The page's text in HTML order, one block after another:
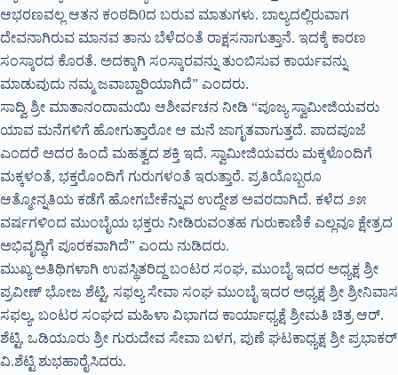
ಆಭರಣವಲ್ಲ ಆತನ ಕಂಠದಿ0ದ ಬರುವ ಮಾತುಗಳು. ಬಾಲ್ಯದಲ್ಲಿರುವಾಗ
ದೇವನಾಗಿರುವ ಮಾನವ ತಾನು ಬೆಳೆದಂತೆ ರಾಕ್ಷಸನಾಗುತ್ತಾನೆ. ಇದಕ್ಕೆ ಕಾರಣ
ಸಂಸ್ಕಾರದ ಕೊರತೆ. ಅದಕ್ಕಾಗಿ ಸಂಸ್ಕಾರವನ್ನು ತುಂಬಿಸುವ ಕಾರ್ಯವನ್ನು
ಮಾಡುವುದು ನಮ್ಮ ಜವಾಬ್ದಾರಿಯಾಗಿದೆ” ಎಂದರು.
ಸಾದ್ವಿ ಶ್ರೀ ಮಾತಾನಂದಾಮಯಿ ಆಶೀರ್ವಚನ ನೀಡಿ “ಪೂಜ್ಯ ಸ್ವಾಮೀಜಿಯವರು
ಯಾವ ಮನೆಗಳಿಗೆ ಹೋಗುತ್ತಾರೋ ಆ ಮನೆ ಜಾಗೃತವಾಗುತ್ತದೆ. ಪಾದಪೂಜೆ
ಎಂದರೆ ಅದರ ಹಿಂದೆ ಮಹತ್ವದ ಶಕ್ತಿ ಇದೆ. ಸ್ವಾಮೀಜಿಯವರು ಮಕ್ಕಳೊಂದಿಗೆ
ಮಕ್ಕಳಂತೆ, ಭಕ್ತರೊಂದಿಗೆ ಗುರುಗಳಂತೆ ಇರುತ್ತಾರೆ. ಪ್ರತಿಯೊಬ್ಬರೂ
ಆತ್ಮೋನ್ನತಿಯ ಕಡೆಗೆ ಹೋಗಬೇಕೆನ್ನುವ ಉದ್ದೇಶ ಅವರದಾಗಿದೆ. ಕಳೆದ ೨೫
ವರ್ಷಗಳಿಂದ ಮುಂಬೈಯ ಭಕ್ತರು ನೀಡಿರುವಂತಹ ಗುರುಕಾಣಿಕೆ ಎಲ್ಲವೂ ಕ್ಷೇತ್ರದ
ಅಭಿವೃದ್ಧಿಗೆ ಪೂರಕವಾಗಿದೆ” ಎಂದು ನುಡಿದರು.
ಮುಖ್ಯ ಅತಿಥಿಗಳಾಗಿ ಉಪಸ್ಥಿತರಿದ್ದ ಬಂಟರ ಸಂಘ, ಮುಂಬೈ ಇದರ ಅಧ್ಯಕ್ಷ ಶ್ರೀ
ಪ್ರವೀಣ್ ಭೋಜ ಶೆಟ್ಟಿ, ಸಫಲ್ಯ ಸೇವಾ ಸಂಘ ಮುಂಬೈ ಇದರ ಅಧ್ಯಕ್ಷ ಶ್ರೀ ಶ್ರೀನಿವಾಸ
ಸಫಲ್ಯ, ಬಂಟರ ಸಂಘದ ಮಹಿಳಾ ವಿಭಾಗದ ಕಾರ್ಯಾಧ್ಯಕ್ಷೆ ಶ್ರೀಮತಿ ಚಿತ್ರ ಆರ್.
ಶೆಟ್ಟಿ, ಒಡಿಯೂರು ಶ್ರೀ ಗುರುದೇವ ಸೇವಾ ಬಳಗ, ಪುಣೆ ಘಟಕಾಧ್ಯಕ್ಷ ಶ್ರೀ ಪ್ರಭಾಕರ್
ವಿ.ಶೆಟ್ಟಿ ಶುಭಹಾರೈಸಿದರು.